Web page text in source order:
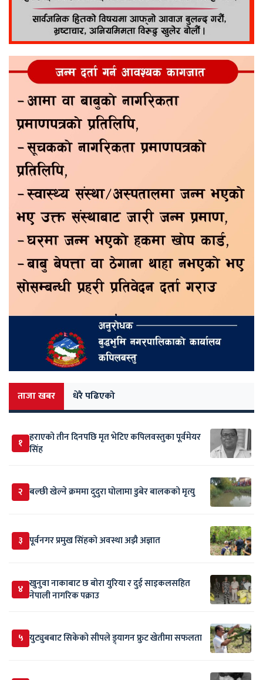
ताजा खबर धेरै पढिएको
१ हराएको तीन दिनपछि मृत भेटिए कपिलवस्तुका पूर्वमेयर
सिंह
२ बल्छी खेल्ने क्रममा दुदुरा घोलामा डुबेर बालकको मृत्यु
३ पूर्वनगर प्रमुख सिंहको अवस्था अझै अज्ञात
४ खुनुवा नाकाबाट छ बोरा युरिया र दुई साइकलसहित
नेपाली नागरिक पक्राउ
५ युट्युबबाट सिकेको सीपले ड्र्यागन फ्रुट खेतीमा सफलता